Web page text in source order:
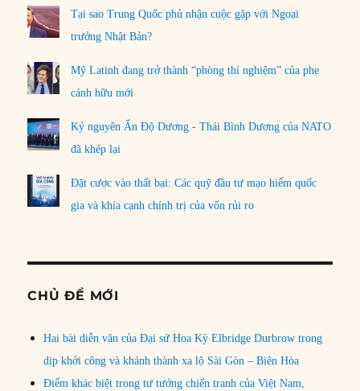
Tại sao Trung Quốc phủ nhận cuộc gặp với Ngoại
trưởng Nhật Bản?
Mỹ Latinh đang trở thành “phòng thí nghiệm” của phe
cánh hữu mới
Kỷ nguyên Ấn Độ Dương - Thái Bình Dương của NATO
đã khép lại
Đặt cược vào thất bại: Các quỹ đầu tư mạo hiểm quốc
gia và khía cạnh chính trị của vốn rủi ro
CHỦ ĐỀ MỚI
Hai bài diễn văn của Đại sứ Hoa Kỳ Elbridge Durbrow trong
dịp khởi công và khánh thành xa lộ Sài Gòn – Biên Hòa
Điểm khác biệt trong tư tưởng chiến tranh của Việt Nam,